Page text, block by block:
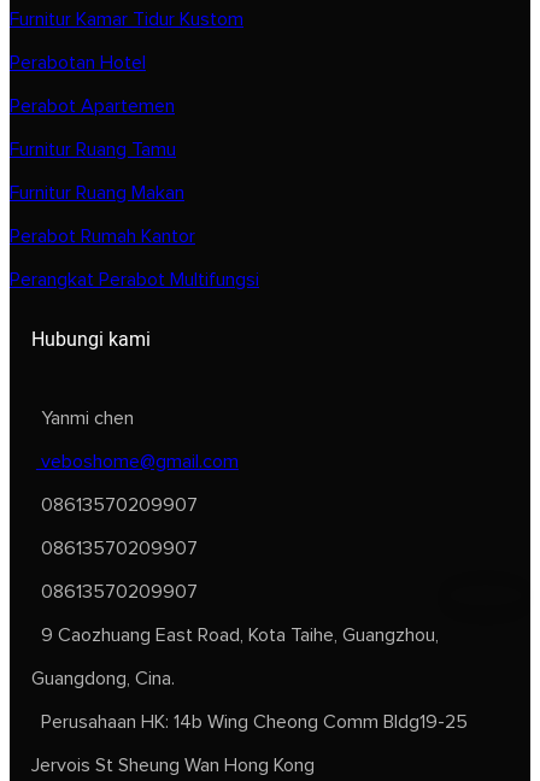
Furnitur Kamar Tidur Kustom
Perabotan Hotel
Perabot Apartemen
Furnitur Ruang Tamu
Furnitur Ruang Makan
Perabot Rumah Kantor
Perangkat Perabot Multifungsi
Hubungi kami
Yanmi chen
veboshome@gmail.com
08613570209907
08613570209907
08613570209907
9 Caozhuang East Road, Kota Taihe, Guangzhou,
Guangdong, Cina.
Perusahaan HK: 14b Wing Cheong Comm Bldg19-25
Jervois St Sheung Wan Hong Kong